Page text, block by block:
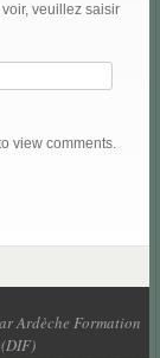
veuillez saisir
view comments.
Ardèche Formation